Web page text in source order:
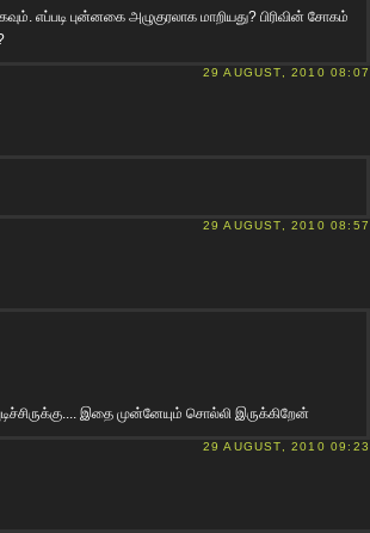
எப்படி புன்னகை அழுகுரலாக மாறியது? பிரிவின் சோகம்
29 AUGUST, 2010 08:07
29 AUGUST, 2010 08:57
இதை முன்னேயும் சொல்லி இருக்கிறேன்
29 AUGUST, 2010 09:23